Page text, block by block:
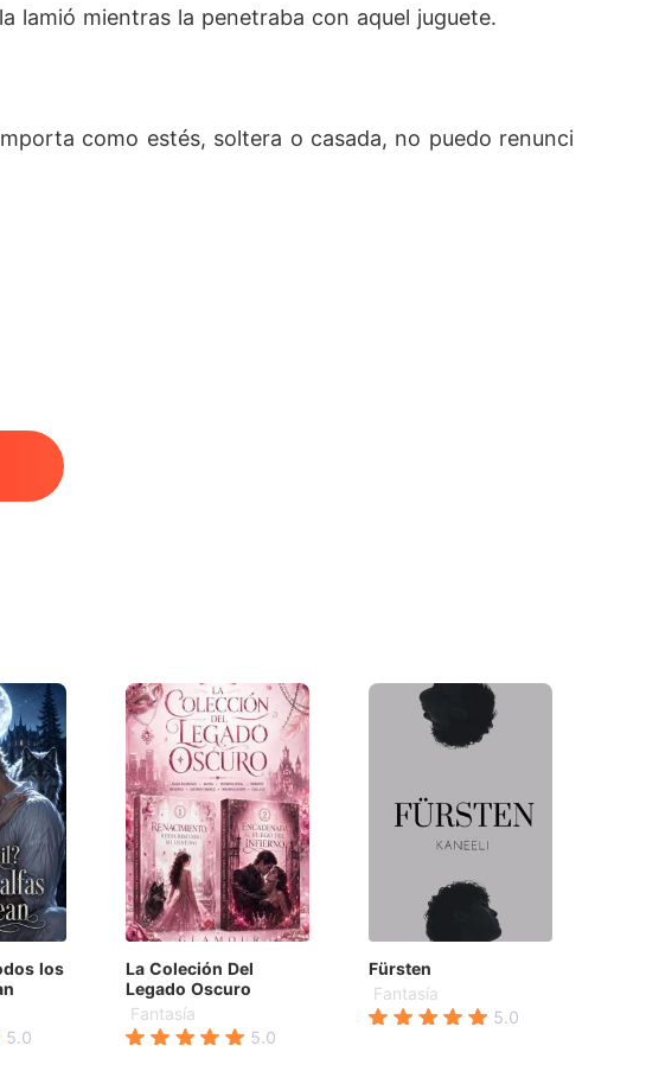
lamió mientras la penetraba con aquel juguete.
como estés, soltera o casada, no puedo renunci
los
5.0
La Coleción Del
Legado Oscuro
Fantasía
5.0
Fürsten
Fantasía
5.0